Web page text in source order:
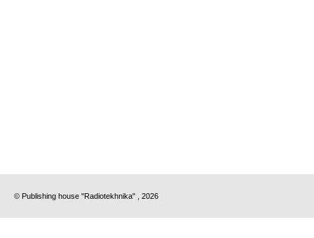
© Publishing house "Radiotekhnika" , 2026